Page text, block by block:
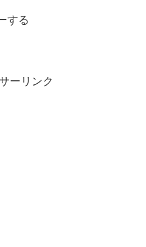
する
ーリンク